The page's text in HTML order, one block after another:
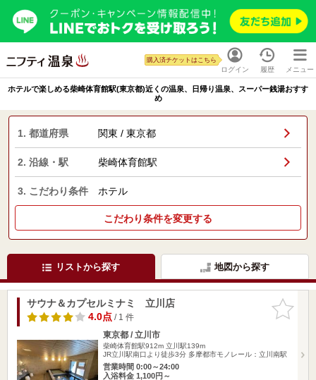
ログイン
購入済チケットはこちら
履歴 メニュー
ホテルで楽しめる柴崎体育館駅(東京都)近くの温泉、日帰り温泉、スーパー銭湯おすす
め
1. 都道府県 関東 / 東京都
2. 沿線・駅 柴崎体育館駅
3. こだわり条件 ホテル
こだわり条件を変更する
リストから探す 地図から探す
お気に入
りに追加
サウナ＆カプセルミナミ 立川店
4.0点/ 1 件
東京都 / 立川市
柴崎体育館駅912m 立川駅139m
JR立川駅南口より徒歩3分 多摩都市モノレール：立川南駅
営業時間 0:00～24:00
入浴料金 1,100円～